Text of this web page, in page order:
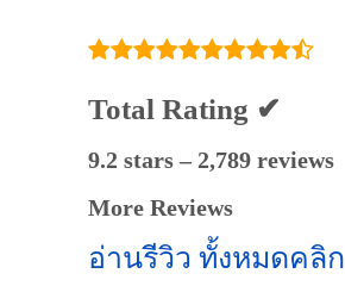
จัดการภัยพิบัติ สอน
วิทยาศาสตร์@นครปฐม
Total Rating ✔
9.2 stars – 2,789 reviews
More Reviews
อ่านรีวิว ทั้งหมดคลิก